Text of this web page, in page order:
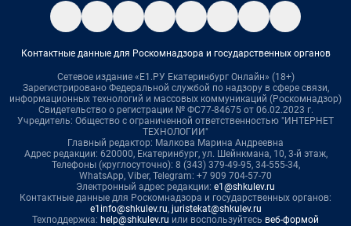
Контактные данные для Роскомнадзора и государственных органов
Сетевое издание «Е1.РУ Екатеринбург Онлайн» (18+)
Зарегистрировано Федеральной службой по надзору в сфере связи,
информационных технологий и массовых коммуникаций (Роскомнадзор)
Свидетельство о регистрации № ФС77-84675 от 06.02.2023 г.
Учредитель: Общество с ограниченной ответственностью "ИНТЕРНЕТ
ТЕХНОЛОГИИ"
Главный редактор: Малкова Марина Андреевна
Адрес редакции: 620000, Екатеринбург, ул. Шейнкмана, 10, 3-й этаж,
Телефоны (круглосуточно): 8 (343) 379-49-95, 34-555-34,
WhatsApp, Viber, Telegram: +7 909 704-57-70
Электронный адрес редакции: e1@shkulev.ru
Контактные данные для Роскомнадзора и государственных органов:
e1info@shkulev.ru, juristekat@shkulev.ru
Техподдержка: help@shkulev.ru или воспользуйтесь веб-формой